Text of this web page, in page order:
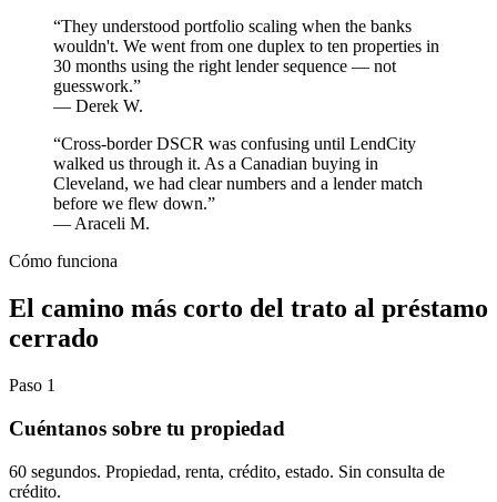
“They understood portfolio scaling when the banks
wouldn't. We went from one duplex to ten properties in
30 months using the right lender sequence — not
guesswork.”
— Derek W.
“Cross-border DSCR was confusing until LendCity
walked us through it. As a Canadian buying in
Cleveland, we had clear numbers and a lender match
before we flew down.”
— Araceli M.
Cómo funciona
El camino más corto del trato al préstamo
cerrado
Paso 1
Cuéntanos sobre tu propiedad
60 segundos. Propiedad, renta, crédito, estado. Sin consulta de
crédito.